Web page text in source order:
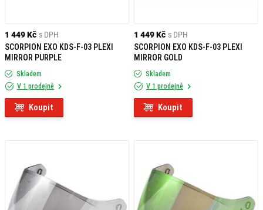
1 449 Kč s DPH
SCORPION EXO KDS-F-03 PLEXI
MIRROR PURPLE
Skladem
V 1 prodejně
Koupit
1 449 Kč s DPH
SCORPION EXO KDS-F-03 PLEXI
MIRROR GOLD
Skladem
V 1 prodejně
Koupit